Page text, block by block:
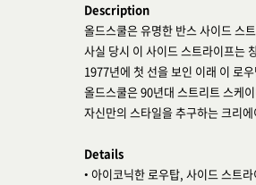
Description
올드스쿨은 유명한 반스 사이드 스
사실 당시 이 사이드 스트라이프는
1977년에 첫 선을 보인 이래 이 로
올드스쿨은 90년대 스트리트 스케
자신만의 스타일을 추구하는 크리
Details
• 아이코닉한 로우탑, 사이드 스트